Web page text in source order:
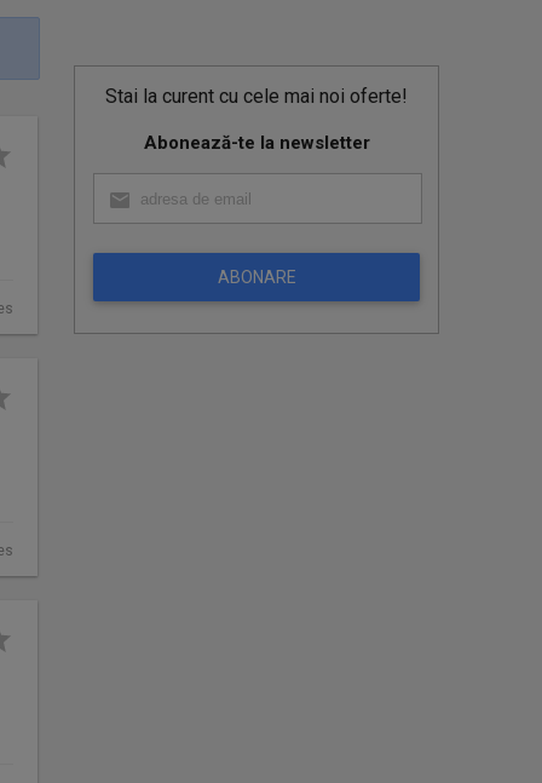
Stai la curent cu cele mai noi oferte!
Abonează-te la newsletter
ABONARE